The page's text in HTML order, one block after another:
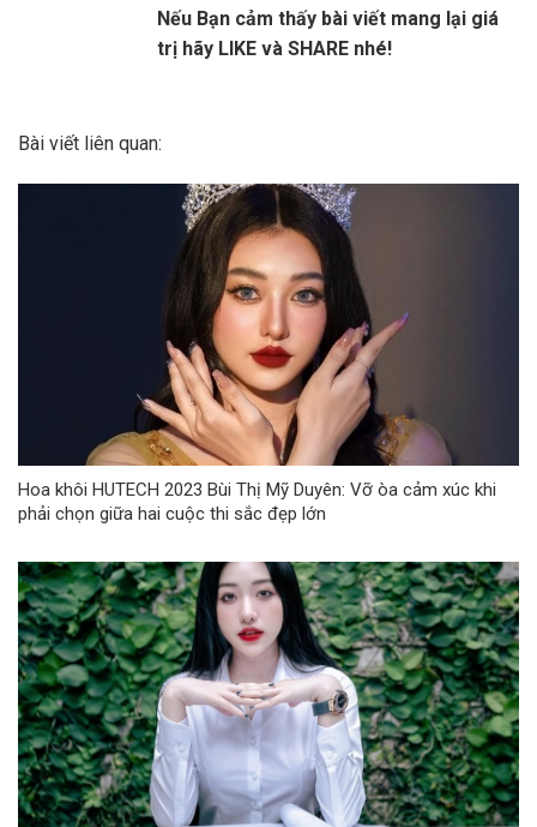
Nếu Bạn cảm thấy bài viết mang lại giá
trị hãy LIKE và SHARE nhé!
Bài viết liên quan:
Hoa khôi HUTECH 2023 Bùi Thị Mỹ Duyên: Vỡ òa cảm xúc khi
phải chọn giữa hai cuộc thi sắc đẹp lớn